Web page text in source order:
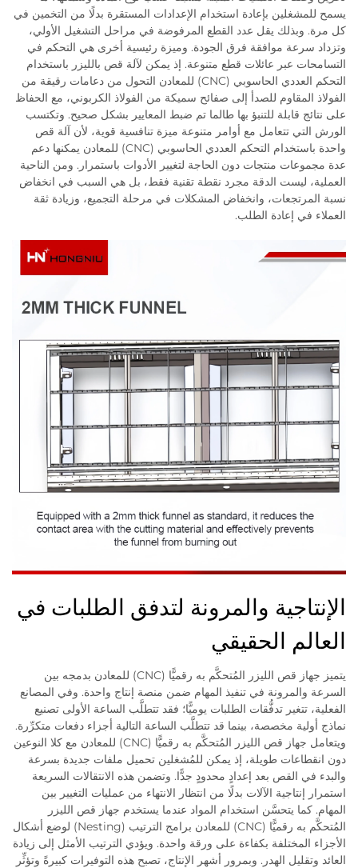
يسمح للمشغلين بإعادة استخدام الإعدادات المستقرة بدلًا من التخمين في
كل مرة. وبذلك يقل عدد القطع المرفوضة في مراحل التشغيل الأولي،
وتزداد سرعة موافقة فرق الجودة. وميزة رئيسية أخرى هي التحكم في
التسامحات عبر عائلات قطع متنوعة. إذ يمكن لآلة قص بالليزر باستخدام
التحكم العددي الحاسوبي (CNC) للمعادن التحول من دعامات رقيقة من
الفولاذ المقاوم للصدأ إلى صفائح سميكة من الفولاذ الكربوني، مع الحفاظ
على نتائج قابلة للتنبؤ بها طالما تم ضبط المعايير بشكل صحيح. وتكتسب
الورش التي تتعامل مع أوامر متنوعة ميزة تنافسية قوية، لأن آلة قص
واحدة باستخدام التحكم العددي الحاسوبي (CNC) للمعادن يمكنها دعم
عدة مجموعات منتجات دون الحاجة لتغيير الأدوات باستمرار. ومن الناحية
العملية، ليست الدقة مجرد نقطة تقنية فقط، بل هي السبب في انخفاض
نسبة المرتجعات، وانخفاض المشكلات في مرحلة التجميع، وزيادة ثقة
العملاء في إعادة الطلب.
الإنتاجية والمرونة لتدفق الطلبات في
العالم الحقيقي
يتميز جهاز قص الليزر المُتحكَّم به رقميًّا (CNC) للمعادن بدمجه بين
السرعة والمرونة في تنفيذ المهام ضمن منصة إنتاج واحدة. وفي المصانع
الفعلية، تتغير تدفُّقات الطلبات يوميًّا؛ فقد تتطلَّب الساعة الأولى تصنيع
نماذج أولية مخصصة، بينما قد تتطلَّب الساعة التالية أجزاء دفعات متكرِّرة.
ويتعامل جهاز قص الليزر المُتحكَّم به رقميًّا (CNC) للمعادن مع كلا النوعين
دون انقطاعات طويلة، إذ يمكن للمُشغلين تحميل ملفات جديدة بسرعة
والبدء في القص بعد إعدادٍ محدودٍ جدًّا. وتضمن هذه الانتقالات السريعة
استمرار إنتاجية الآلات بدلًا من انتظار الانتهاء من عمليات التغيير بين
المهام. كما يتحسَّن استخدام المواد عندما يستخدم جهاز قص الليزر
المُتحكَّم به رقميًّا (CNC) للمعادن برامج الترتيب (Nesting) لوضع أشكال
الأجزاء المختلفة بكفاءة على ورقة واحدة. ويؤدي الترتيب الأمثل إلى زيادة
العائد وتقليل الهدر. وبمرور أشهر الإنتاج، تصبح هذه التوفيرات كبيرةً وتؤثِّر